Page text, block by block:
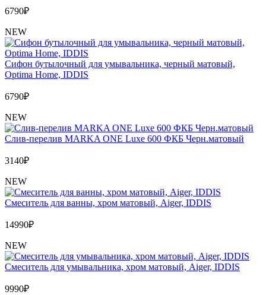
6790₽
NEW
Сифон бутылочный для умывальника, черный матовый,
Optima Home, IDDIS
6790₽
NEW
Слив-перелив MARKA ONE Luxe 600 ФКБ Черн.матовый
3140₽
NEW
Cмеситель для ванны, хром матовый, Aiger, IDDIS
14990₽
NEW
Cмеситель для умывальника, хром матовый, Aiger, IDDIS
9990₽